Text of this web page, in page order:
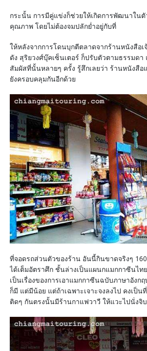
กระนั้น การมีคู่แข่งก็ช่วยให้เกิดการพัฒนาใน
คุณภาพ โดยไม่ต้องจมปลักย่ำอยู่กับที่
ให้หลังจากการโดนบุกตีตลาดจากร้านหนังสือเ
ดัง สุริยวงศ์บุ๊คเซ็นเตอร์ ก็ปรับตัวตามธรรมดา
สัมผัสที่นั้นหลายๆ ครั้ง รู้สึกเลยว่า ร้านหนังสื
ยังครอบคลุมกันอีกด้วย
ที่จอดรถส่วนตัวของร้าน อันนี้กินขาดจริงๆ
ได้เต็มอัตราศึก ชั้นล่างเป็นแผนกแมกกาซีนไท
เป็นเรื่องของการเอาแมกกาซีนฉบับภาษาอังก
ก็มี แต่มีน้อย แต่ถ้าเฉพาะเจาะจงลงไป คงเป็น
ติดๆ กันตรงนั้นมีร้านกาแฟวาวี ให้แวะไปนั่งจิ